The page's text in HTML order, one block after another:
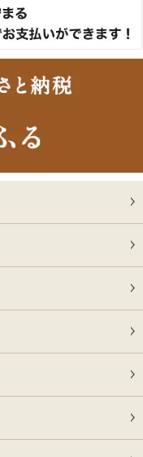
600g
[お徳用]アウトレット A5
等級神戸牛 焼肉・BBQ
円 しゃぶしゃぶ（バラ・
神戸牛カタログギフト
８千円
神戸牛カタログギフト
[ギフト] A5等級神戸牛